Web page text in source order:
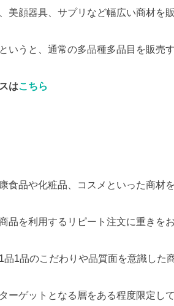
美顔器具、サプリなど幅広い商材を
いうと、通常の多品種多品目を販売
はこちら
食品や化粧品、コスメといった商材
品を利用するリピート注文に重きを
1品のこだわりや品質面を意識した
ーゲットとなる層をある程度限定し